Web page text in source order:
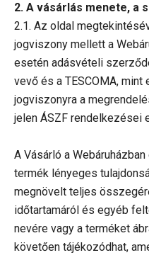
2. A vásárlás menete, a
2.1. Az oldal
jogviszony mellett a
esetén adásvételi
vevő és a TESCOMA,
jogviszonyra a
jelen ÁSZF rendelkezései
A Vásárló a
termék lényeges
megnövelt teljes
időtartamáról és egyéb
nevére vagy a terméket
követően tájékozódhat,